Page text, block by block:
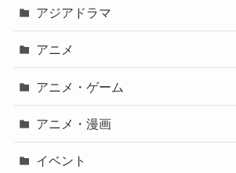
アジアドラマ
アニメ
アニメ・ゲーム
アニメ・漫画
イベント